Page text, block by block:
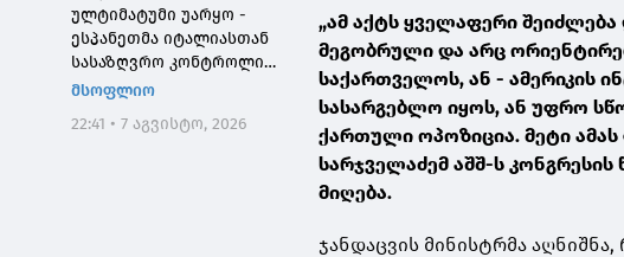
ულტიმატუმი უარყო -
ესპანეთმა იტალიასთან
სასაზღვრო კონტროლი
დააწესა
მსოფლიო
22:41 • 7 აგვისტო, 2026
„ამ აქტს ყველაფერი
მეგობრული და არც
საქართველოს, ან - ამერიკის
სასარგებლო იყოს, ან უფრო
ქართული ოპოზიცია. მეტი ამას
სარჯველაძემ აშშ-ს
მიღება.
ჯანდაცვის მინისტრმა